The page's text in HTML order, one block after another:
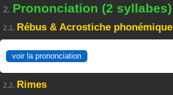
2. Prononciation (2 syllabes)
2.1. Rébus & Acrostiche phonémique
voir la prononciation
2.2. Rimes